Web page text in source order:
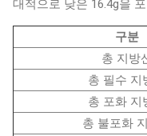
대적으로 낮은 16.4g을
구분
총 지방
총 필수 지
총 포화 지
총 불포화